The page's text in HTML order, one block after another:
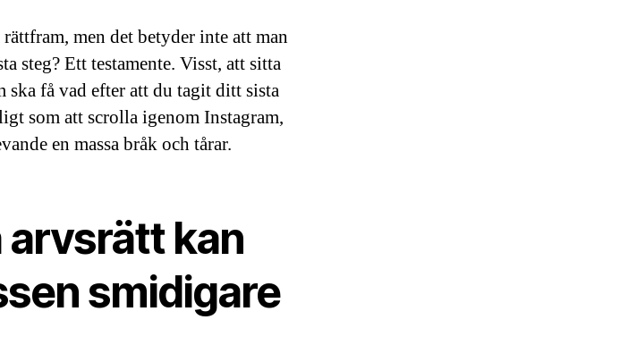
men det betyder inte att man
steg? Ett testamente. Visst, att sitta
ska få vad efter att du tagit ditt sista
som att scrolla igenom Instagram,
en massa bråk och tårar.
arvsrätt kan
smidigare